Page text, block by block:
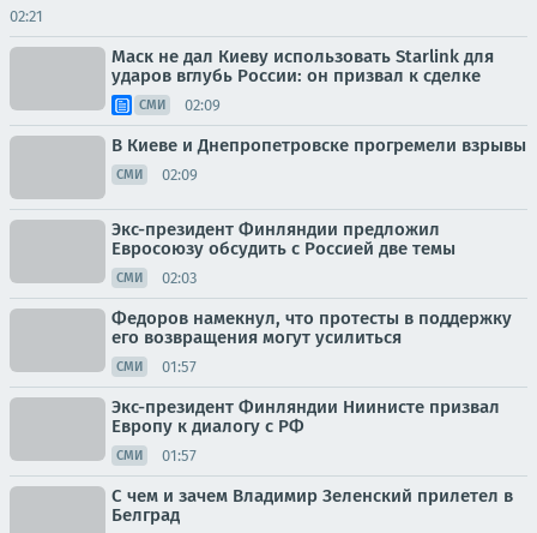
02:21
Маск не дал Киеву использовать Starlink для
ударов вглубь России: он призвал к сделке
СМИ 02:09
В Киеве и Днепропетровске прогремели взрывы
СМИ 02:09
Экс-президент Финляндии предложил
Евросоюзу обсудить с Россией две темы
СМИ 02:03
Федоров намекнул, что протесты в поддержку
его возвращения могут усилиться
СМИ 01:57
Экс-президент Финляндии Ниинисте призвал
Европу к диалогу с РФ
СМИ 01:57
С чем и зачем Владимир Зеленский прилетел в
Белград